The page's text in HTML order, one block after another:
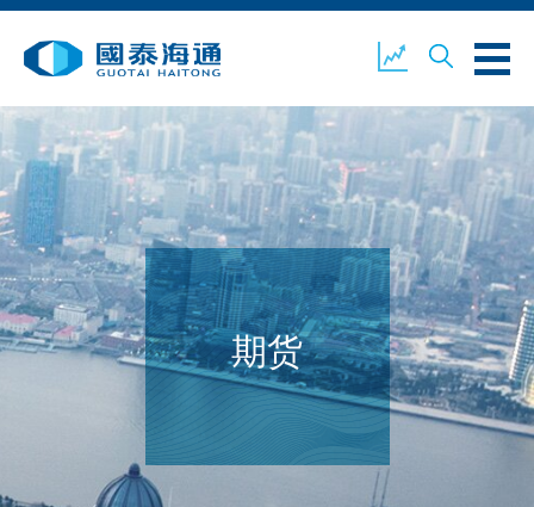
业务概览 公司新闻
环境、社会及企业管治 国泰海通证券 联络我们
期货